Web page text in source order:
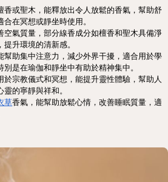
香或聖木，能釋放出令人放鬆的香氣，幫助舒
在冥想或靜坐時使用。
空氣質量，部分線香成分如檀香和聖木具備淨
升環境的清新感。
幫助集中注意力，減少外界干擾，適合用於學
是在瑜伽和靜坐中有助於精神集中。
於宗教儀式和冥想，能提升靈性體驗，幫助人
的寧靜與祥和。
草香氣，能幫助放鬆心情，改善睡眠質量，適